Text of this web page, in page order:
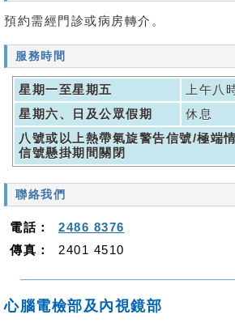
預約需經門診或病房轉介。
服務時間
星期一至星期五
上午八
星期六、日及公眾假期
休息
八號或以上熱帶氣旋警告信號/極端
信號懸掛期間關閉
聯絡我們
電話：
2486 8376
傳真：
2401 4510
心腦電檢部及內視鏡部